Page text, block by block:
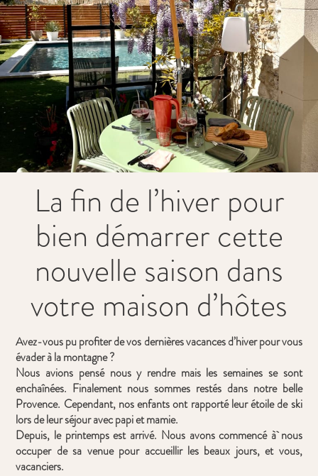
La fin de l’hiver pour
bien démarrer cette
nouvelle saison dans
votre maison d’hôtes
Avez-vous pu profiter de vos dernières vacances d’hiver pour vous
évader à la montagne ?
Nous avions pensé nous y rendre mais les semaines se sont
enchaînées. Finalement nous sommes restés dans notre belle
Provence. Cependant, nos enfants ont rapporté leur étoile de ski
lors de leur séjour avec papi et mamie.
Depuis, le printemps est arrivé. Nous avons commencé à nous
occuper de sa venue pour accueillir les beaux jours, et vous,
vacanciers.